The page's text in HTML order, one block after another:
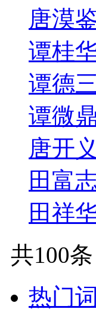
唐漠
谭桂
谭德三
谭微鼎
唐开义
田富
田祥
共100条
热门